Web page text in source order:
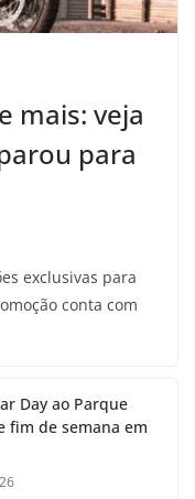
mais: veja
para
exclusivas para
conta com
Day ao Parque
fim de semana em